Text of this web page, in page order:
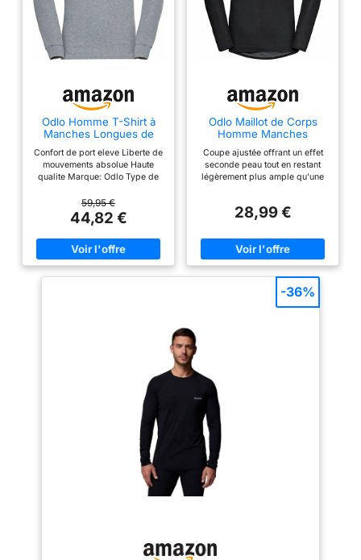
Odlo Homme T-Shirt à
Manches Longues de
Techniques Active Warm
ECO
Confort de port eleve Liberte de
mouvements absolue Haute
qualite Marque: Odlo Type de
(recycled) Type de tissage: knit
Type de sport: course à pied
59,95 €
44,82 €
Odlo Maillot de Corps
Homme Manches
Light
Coupe ajustée offrant un effet
seconde peau tout en restant
légèrement plus ample qu’une
confort élevé lors de toutes les
corps technique pour homme
est idéal pour la randonnée, les
activités outdoor, le cyclisme, le
modérées. Un indispensable
fonctionnel pour toute garde-
robe estivale Coupe ajustée :
ce qui vous garantit une liberté
de mouvement et un confort
optimal. Le tissu doux et le
poids léger de ce sous-
vêtement pour homme offrent un
confort exceptionnel au
quotidien et pendant l’effort. La
technologie ZeroScent contribue
à limiter l’apparition des
mauvaises odeurs pour une
28,99 €
-36%